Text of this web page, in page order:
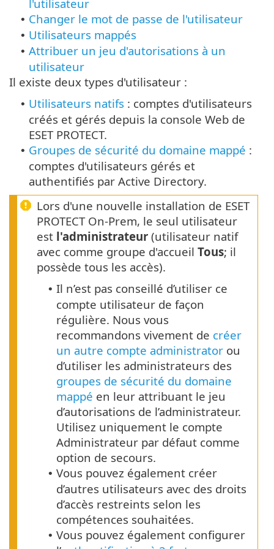
l'utilisateur
• Changer le mot de passe de l'utilisateur
• Utilisateurs mappés
• Attribuer un jeu d'autorisations à un
utilisateur
Il existe deux types d'utilisateur :
• Utilisateurs natifs : comptes d'utilisateurs
créés et gérés depuis la console Web de
ESET PROTECT.
• Groupes de sécurité du domaine mappé :
comptes d'utilisateurs gérés et
authentifiés par Active Directory.
Lors d'une nouvelle installation de ESET
PROTECT On-Prem, le seul utilisateur
est l'administrateur (utilisateur natif
avec comme groupe d'accueil Tous; il
possède tous les accès).
• Il n’est pas conseillé d’utiliser ce
compte utilisateur de façon
régulière. Nous vous
recommandons vivement de créer
un autre compte administrator ou
d’utiliser les administrateurs des
groupes de sécurité du domaine
mappé en leur attribuant le jeu
d’autorisations de l’administrateur.
Utilisez uniquement le compte
Administrateur par défaut comme
option de secours.
• Vous pouvez également créer
d’autres utilisateurs avec des droits
d’accès restreints selon les
compétences souhaitées.
• Vous pouvez également configurer